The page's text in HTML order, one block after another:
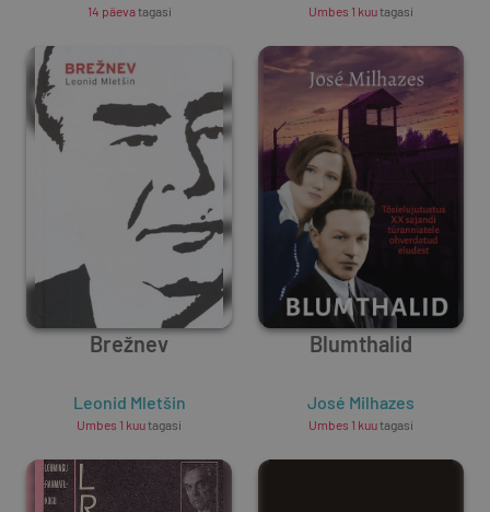
14 päevatagasi Umbes 1 kuutagasi
Brežnev
Leonid Mletšin
Umbes 1 kuutagasi
Blumthalid
José Milhazes
Umbes 1 kuutagasi